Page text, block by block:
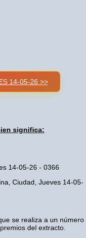
14-05-26 >>
significa:
14-05-26 - 0366
Ciudad, Jueves 14-05-
se realiza a un número
del extracto.